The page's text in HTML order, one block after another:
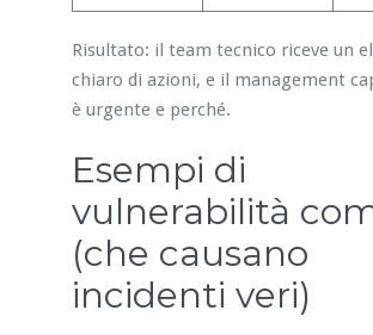
Risultato: il team tecnico riceve un
chiaro di azioni, e il management
è urgente e perché.
Esempi di
vulnerabilità
(che causano
incidenti veri)